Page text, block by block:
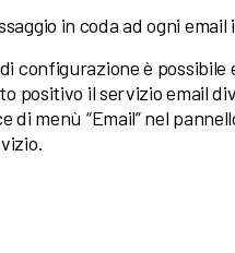
in coda ad ogni email
configurazione è possibile
positivo il servizio email
menù “Email” nel